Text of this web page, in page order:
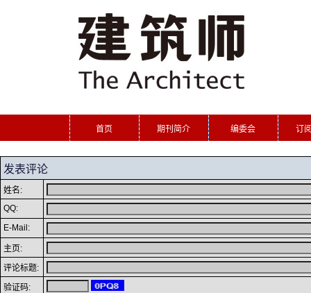
首页 期刊简介 编委会 订
发表评论
姓名:
QQ:
E-Mail:
主页:
评论标题:
验证码: